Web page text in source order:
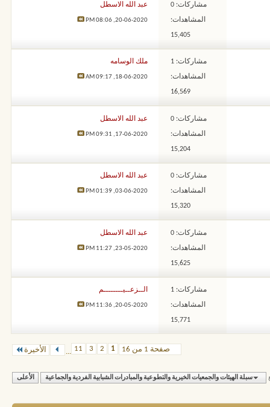
مشاركات: 0
المشاهدات:
15,405
عبد الله الاسطل
20-06-2020,
08:06 PM
مشاركات: 1
المشاهدات:
16,569
ملك الوسامه
18-06-2020,
09:17 AM
مشاركات: 0
المشاهدات:
15,204
عبد الله الاسطل
17-06-2020,
09:31 PM
مشاركات: 0
المشاهدات:
15,320
عبد الله الاسطل
03-06-2020,
01:39 PM
مشاركات: 0
المشاهدات:
15,625
عبد الله الاسطل
23-05-2020,
11:27 PM
مشاركات: 1
المشاهدات:
15,771
الــزعــيــــــــم
20-05-2020,
11:36 PM
صفحة 1 من 16 1
2
3
11
... الأخيرة
سبلة الهيئات والجمعيات الخيرية والتطوعية والمبادرات الشبابية الفردية والجماعية الأعلى